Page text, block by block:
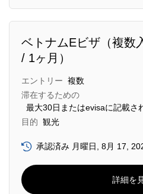
ベトナムEビザ（複数
/ 1ヶ月）
エントリー 複数
滞在するための
最大30日またはevisaに記載さ
目的 観光
承認済み 月曜日, 8月 17,
詳細を